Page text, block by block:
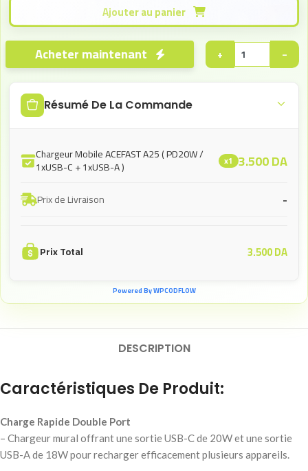
−
+
Résumé De La Commande
Chargeur Mobile ACEFAST A25 ( PD20W /
1xUSB-C + 1xUSB-A ) x1 3.500DA
Prix de Livraison -
Prix Total 3.500DA
Powered By WPCODFLOW
DESCRIPTION
Caractéristiques De Produit:
Charge Rapide Double Port
– Chargeur mural offrant une sortie USB-C de 20W et une sortie
USB-A de 18W pour recharger efficacement plusieurs appareils.